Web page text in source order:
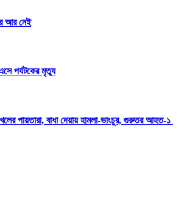
আর নেই
পর্যটকের মৃত্যু
পায়তারা, বাধা দেয়ায় হামলা-ভাংচুর, গুরুতর আহত-১